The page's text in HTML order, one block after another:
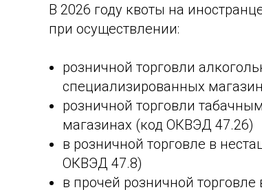
В 2026 году квоты на
при осуществлении:
розничной торговли
специализированных
розничной торговли
магазинах (код ОКВЭД 47.26)
в розничной торговле в
ОКВЭД 47.8)
в прочей розничной